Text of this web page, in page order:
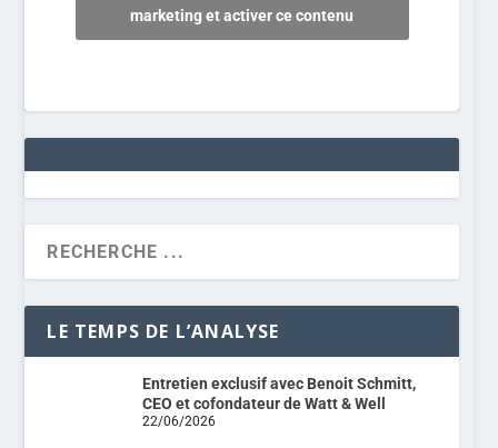
marketing et activer ce contenu
LE TEMPS DE L’ANALYSE
Entretien exclusif avec Benoit Schmitt,
CEO et cofondateur de Watt & Well
22/06/2026